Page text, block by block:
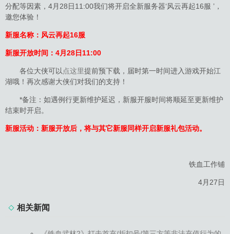
分配等因素，4月28日11:00我们将开启全新服务器‘风云再起16服 ’，
邀您体验！
新服名称：风云再起16服
新服开放时间：4月28日11:00
各位大侠可以 点这里提前预下载，届时第一时间进入游戏开始江
湖哦！再次感谢大侠们对我们的支持！
*备注：如遇例行更新维护延迟，新服开服时间将顺延至更新维护
结束时开启。
新服活动：新服开放后，将与其它新服同样开启新服礼包活动。
铁血工作铺
4月27日
相关新闻